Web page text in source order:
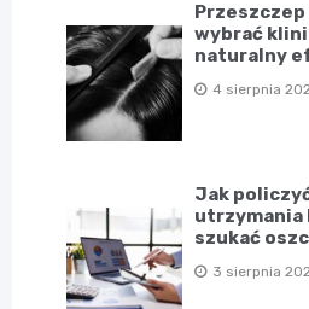
Przeszczep
wybrać
naturalny
4 sierpnia
Jak
utrzymania
szukać
3 sierpnia